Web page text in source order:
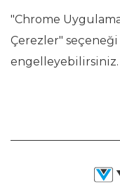
"Chrome
Çerezler"
engelleyebilirsiniz.